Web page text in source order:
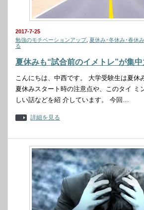
2017-7-25
勉強のモチベーションアップ, 夏休み･冬休み･春休
る
夏休みも“試合前のイメトレ”が集
こんにちは、中西です。 大学受験生は夏休
夏休みスタート時の注意点や、このタイ ミ
しい話などを紹 介しています。 今回…
詳細を見る